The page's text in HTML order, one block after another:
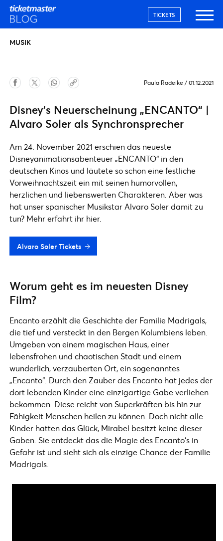
TICKETS
MUSIK
Paula Radeike / 01.12.2021
Disney’s Neuerscheinung „ENCANTO“ |
Alvaro Soler als Synchronsprecher
Am 24. November 2021 erschien das neueste
Disneyanimationsabenteuer „ENCANTO“ in den
deutschen Kinos und läutete so schon eine festliche
Vorweihnachtszeit ein mit seinen humorvollen,
herzlichen und liebenswerten Charakteren. Aber was
hat unser spanischer Musikstar Alvaro Soler damit zu
tun? Mehr erfahrt ihr hier.
Alvaro Soler Tickets
Worum geht es im neuesten Disney
Film?
Encanto erzählt die Geschichte der Familie Madrigals,
die tief und versteckt in den Bergen Kolumbiens leben.
Umgeben von einem magischen Haus, einer
lebensfrohen und chaotischen Stadt und einem
wunderlich, verzauberten Ort, ein sogenanntes
„Encanto“. Durch den Zauber des Encanto hat jedes der
dort lebenden Kinder eine einzigartige Gabe verliehen
bekommen. Diese reicht von Superkräften bis hin zur
Fähigkeit Menschen heilen zu können. Doch nicht alle
Kinder hatten das Glück, Mirabel besitzt keine dieser
Gaben. Sie entdeckt das die Magie des Encanto‘s in
Gefahr ist und sieht sich als einzige Chance der Familie
Madrigals.